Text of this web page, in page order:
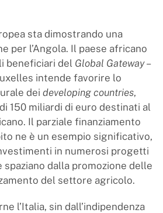
sta dimostrando una
per l’Angola. Il paese africano
beneficiari del Global Gateway–
intende favorire lo
dei developing countries,
150 miliardi di euro destinati al
Il parziale finanziamento
ne è un esempio significativo,
in numerosi progetti
spaziano dalla promozione delle
del settore agricolo.
l’Italia, sin dall’indipendenza